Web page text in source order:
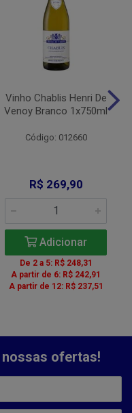
Vinho Chablis Henri De
Venoy Branco 1x750ml
Código: 012660
R$ 269,90
Adicionar
De 2 a 5: R$ 248,31
A partir de 6: R$ 242,91
A partir de 12: R$ 237,51
ofertas!